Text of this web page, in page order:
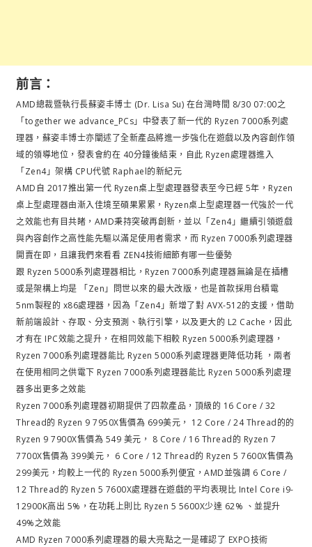
前言：
AMD總裁暨執行長蘇姿丰博士 (Dr. Lisa Su) 在台灣時間 8/30 07:00之
「together we advance_PCs」中發表了新一代的 Ryzen 7000系列處
理器，蘇姿丰博士亦闡述了全新產品將進一步強化在遊戲以及內容創作領
域的領導地位，發表會約在 40分鐘後結束，自此 Ryzen處理器進入
「Zen4」架構 CPU代號 Raphael的新紀元
AMD自 2017推出第一代 Ryzen桌上型處理器發表至今已經 5年，Ryzen
桌上型處理器由漸入佳境至碩果累累，Ryzen桌上型處理器一代強於一代
之效能也有目共睹，AMD秉持突破再創新，並以「Zen4」繼續引領遊戲
與內容創作之高性能先驅以滿足使用者需求，而 Ryzen 7000系列處理器
開賣在即，且讓我們來看看 ZEN4技術細節有哪一些優勢
跟 Ryzen 5000系列處理器相比，Ryzen 7000系列處理器無論是在插槽
或是架構上均是 「Zen」問世以來的最大改版，也是首款採用台積電
5nm製程的 x86處理器，因為「Zen4」新增了對 AVX-512的支援，借助
新前端設計、存取、分支預測、執行引擎，以及更大的 L2 Cache，因此
才有在 IPC效能之提升，在相同效能下相較 Ryzen 5000系列處理器，
Ryzen 7000系列處理器能比 Ryzen 5000系列處理器更降低功耗 ，兩者
在使用相同之供電下 Ryzen 7000系列處理器能比 Ryzen 5000系列處理
器多出更多之效能
Ryzen 7000系列處理器初期提供了四款產品，頂級的 16 Core / 32
Thread的 Ryzen 9 7950X售價為 699美元， 12 Core / 24 Thread的的
Ryzen 9 7900X售價為 549 美元， 8 Core / 16 Thread的 Ryzen 7
7700X售價為 399美元， 6 Core / 12 Thread的 Ryzen 5 7600X售價為
299美元，均較上一代的 Ryzen 5000系列便宜，AMD並強調 6 Core /
12 Thread的 Ryzen 5 7600X處理器在遊戲的平均表現比 Intel Core i9-
12900K高出 5%，在功耗上則比 Ryzen 5 5600X少達 62% 、並提升
49%之效能
AMD Ryzen 7000系列處理器的最大亮點之一是確認了 EXPO技術